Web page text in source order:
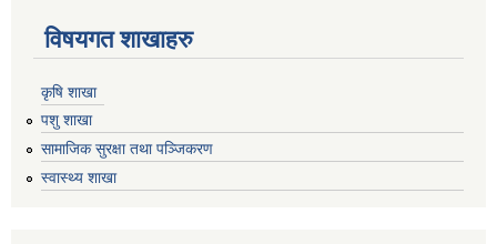
विषयगत शाखाहरु
कृषि शाखा
पशु शाखा
सामाजिक सुरक्षा तथा पञ्जिकरण
स्वास्थ्य शाखा